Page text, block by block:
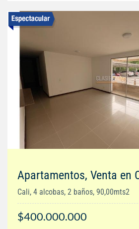
Apartamentos, Venta en
Cali, 4 alcobas, 2 baños, 90,00mts2
$400.000.000